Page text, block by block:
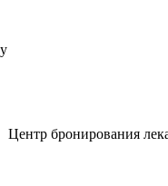
Центр бронирования